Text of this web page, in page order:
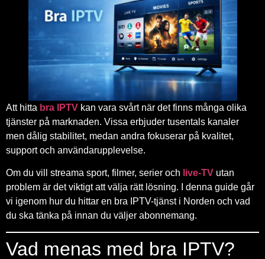
Att hitta bra IPTV kan vara svårt när det finns många olika
tjänster på marknaden. Vissa erbjuder tusentals kanaler
men dålig stabilitet, medan andra fokuserar på kvalitet,
support och användarupplevelse.
Om du vill streama sport, filmer, serier och live-TV utan
problem är det viktigt att välja rätt lösning. I denna guide går
vi igenom hur du hittar en bra IPTV-tjänst i Norden och vad
du ska tänka på innan du väljer abonnemang.
Vad menas med bra IPTV?